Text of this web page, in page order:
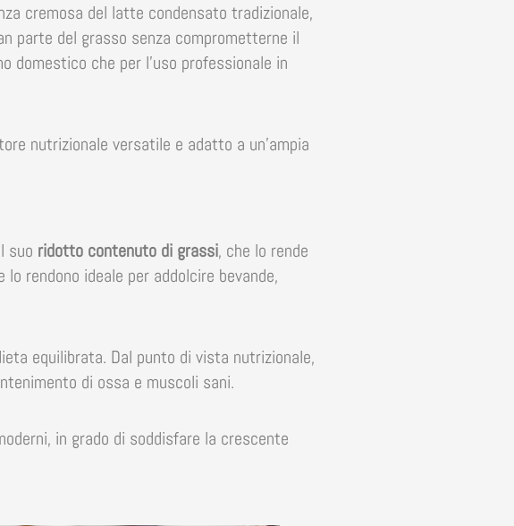
cremosa del latte condensato tradizionale,
parte del grasso senza comprometterne il
domestico che per l’uso professionale in
nutrizionale versatile e adatto a un’ampia
suo ridotto contenuto di grassi, che lo rende
rendono ideale per addolcire bevande,
equilibrata. Dal punto di vista nutrizionale,
di ossa e muscoli sani.
in grado di soddisfare la crescente